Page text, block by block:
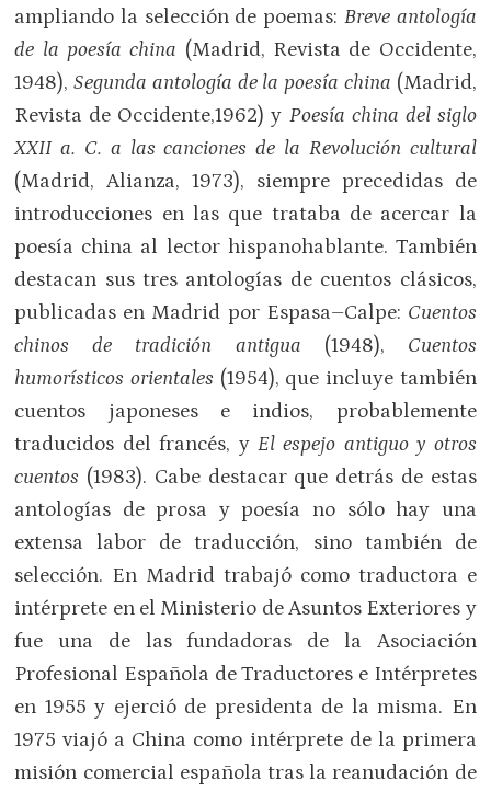
ampliando la selección de poemas: Breve antología
de la poesía china (Madrid, Revista de Occidente,
1948),Segunda antología de la poesía china (Madrid,
Revista de Occidente,1962) y Poesía china del siglo
XXII a. C. a las canciones de la Revolución cultural
(Madrid, Alianza, 1973), siempre precedidas de
introducciones en las que trataba de acercar la
poesía china al lector hispanohablante. También
destacan sus tres antologías de cuentos clásicos,
publicadas en Madrid por Espasa–Calpe: Cuentos
chinos de tradición antigua (1948), Cuentos
humorísticos orientales (1954), que incluye también
cuentos japoneses e indios, probablemente
traducidos del francés, y El espejo antiguo y otros
cuentos (1983). Cabe destacar que detrás de estas
antologías de prosa y poesía no sólo hay una
extensa labor de traducción, sino también de
selección. En Madrid trabajó como traductora e
intérprete en el Ministerio de Asuntos Exteriores y
fue una de las fundadoras de la Asociación
Profesional Española de Traductores e Intérpretes
en 1955 y ejerció de presidenta de la misma. En
1975 viajó a China como intérprete de la primera
misión comercial española tras la reanudación de